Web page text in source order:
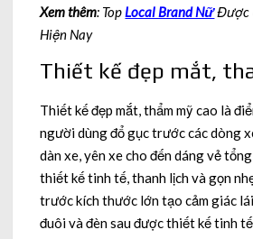
Xem thêm: TopLocal Brand NữĐược
Hiện Nay
Thiết kế đẹp mắt,
Thiết kế đẹp mắt, thẩm mỹ cao là
người dùng đổ gục trước các dòng
dàn xe, yên xe cho đến dáng vẻ
thiết kế tinh tế, thanh lịch và gọn
trước kích thước lớn tạo cảm giác
đuôi và đèn sau được thiết kế tinh